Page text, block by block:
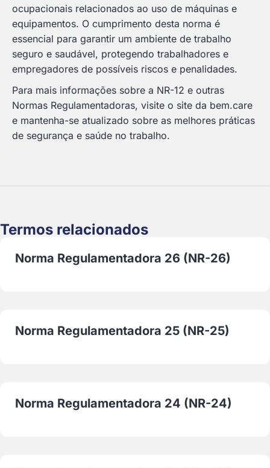
ocupacionais relacionados ao uso de máquinas e
equipamentos. O cumprimento desta norma é
essencial para garantir um ambiente de trabalho
seguro e saudável, protegendo trabalhadores e
empregadores de possíveis riscos e penalidades.
Para mais informações sobre a NR-12 e outras
Normas Regulamentadoras, visite o site da bem.care
e mantenha-se atualizado sobre as melhores práticas
de segurança e saúde no trabalho.
Termos relacionados
Norma Regulamentadora 26 (NR-26)
Norma Regulamentadora 25 (NR-25)
Norma Regulamentadora 24 (NR-24)